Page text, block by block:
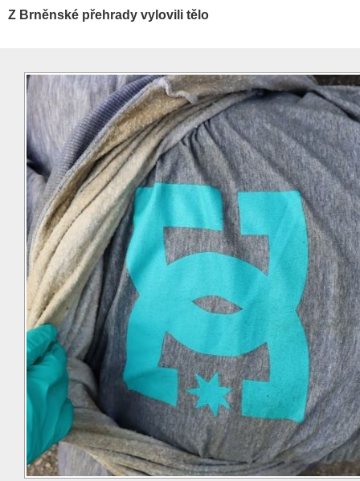
Z Brněnské přehrady vylovili tělo